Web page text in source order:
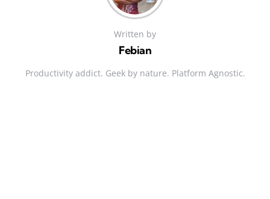
Written by
Febian
Productivity addict. Geek by nature. Platform Agnostic.